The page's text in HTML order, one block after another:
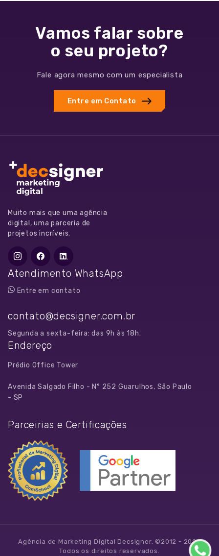
11
4299
contato@decsigner.com.br
Vamos falar sobre
o seu projeto?
Fale agora mesmo com um especialista
Entre em Contato
Muito mais que uma agência
digital, uma parceria de
projetos incríveis.
Atendimento WhatsApp
Entre em contato
contato@decsigner.com.br
Segunda a sexta-feira: das 9h às 18h.
Endereço
Prédio Office Tower
Avenida Salgado Filho - N° 252 Guarulhos, São Paulo
- SP
Parceirias e Certificações
Agência de Marketing Digital Decsigner. ©2012 - 2026
Todos os direitos reservados.